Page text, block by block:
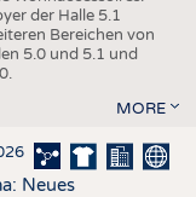
der Halle 5.1
Bereichen von
5.0 und 5.1 und
MORE
Neues